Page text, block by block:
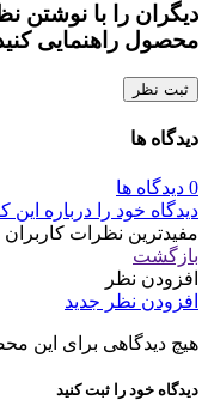
دیگران را با نوشتن
محصول راهنمایی
ثبت نظر
دیدگاه ها
0 دیدگاه ها
دیدگاه خود را درباره این
مفیدترین نظرات کاربران
بازگشت
افزودن نظر
افزودن نظر جدید
هیچ دیدگاهی برای این
دیدگاه خود را ثبت کنید